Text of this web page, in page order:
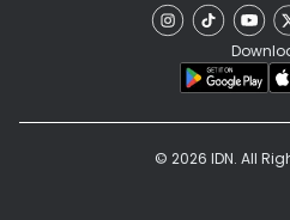
© 2026 IDN. All